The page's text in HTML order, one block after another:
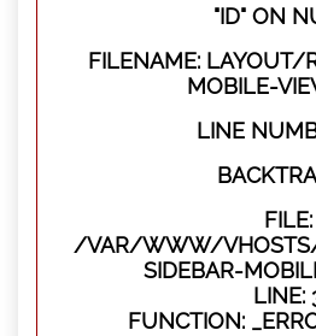
"ID" ON
FILENAME: LAYOUT/
MOBILE-
LINE
FILE:
/VAR/WWW/VHOSTS/
SIDEBAR-
LINE:
FUNCTION: